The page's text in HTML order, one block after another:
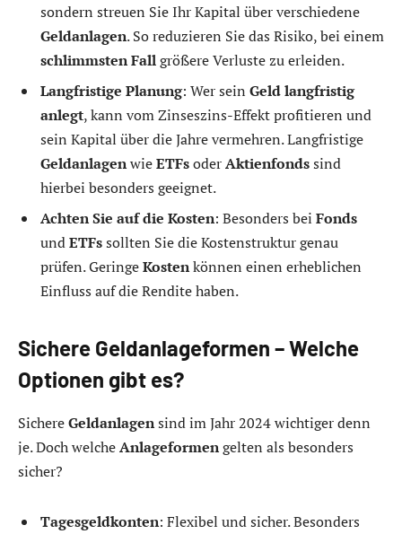
sondern streuen Sie Ihr Kapital über verschiedene
Geldanlagen. So reduzieren Sie das Risiko, bei einem
schlimmsten Fallgrößere Verluste zu erleiden.
Langfristige Planung: Wer sein Geld langfristig
anlegt, kann vom Zinseszins-Effekt profitieren und
sein Kapital über die Jahre vermehren. Langfristige
GeldanlagenwieETFsoderAktienfondssind
hierbei besonders geeignet.
Achten Sie auf die Kosten: Besonders bei Fonds
undETFssollten Sie die Kostenstruktur genau
prüfen. GeringeKostenkönnen einen erheblichen
Einfluss auf die Rendite haben.
Sichere Geldanlageformen – Welche
Optionen gibt es?
SichereGeldanlagensind im Jahr 2024 wichtiger denn
je. Doch welcheAnlageformengelten als besonders
sicher?
Tagesgeldkonten: Flexibel und sicher. Besonders